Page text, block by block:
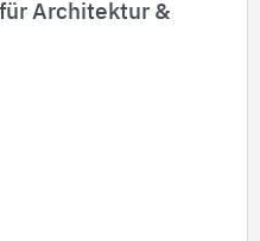
Architektur &